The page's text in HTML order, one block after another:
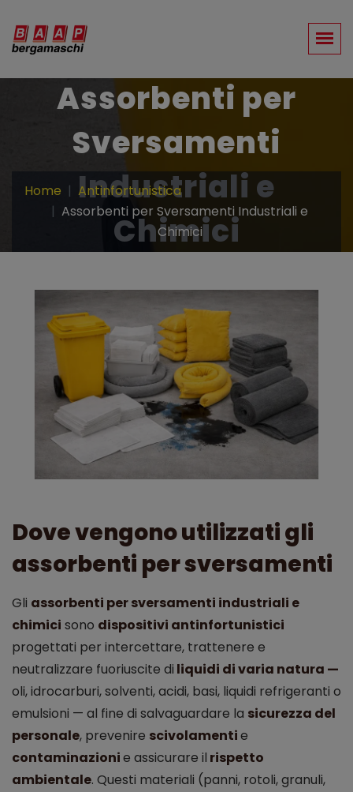
Assorbenti per
Sversamenti
Industriali e
Chimici
Home
Antinfortunistica
Assorbenti per Sversamenti Industriali e
Chimici
Dove vengono utilizzati gli
assorbenti per sversamenti
Gli assorbenti per sversamenti industriali e
chimici sono dispositivi antinfortunistici
progettati per intercettare, trattenere e
neutralizzare fuoriuscite di liquidi di varia natura —
oli, idrocarburi, solventi, acidi, basi, liquidi refrigeranti o
emulsioni — al fine di salvaguardare la sicurezza del
personale, prevenire scivolamentie
contaminazionie assicurare il rispetto
ambientale. Questi materiali (panni, rotoli, granuli,